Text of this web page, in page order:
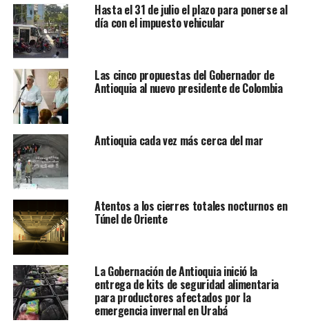
Hasta el 31 de julio el plazo para ponerse al
día con el impuesto vehicular
Las cinco propuestas del Gobernador de
Antioquia al nuevo presidente de Colombia
Antioquia cada vez más cerca del mar
Atentos a los cierres totales nocturnos en
Túnel de Oriente
La Gobernación de Antioquia inició la
entrega de kits de seguridad alimentaria
para productores afectados por la
emergencia invernal en Urabá